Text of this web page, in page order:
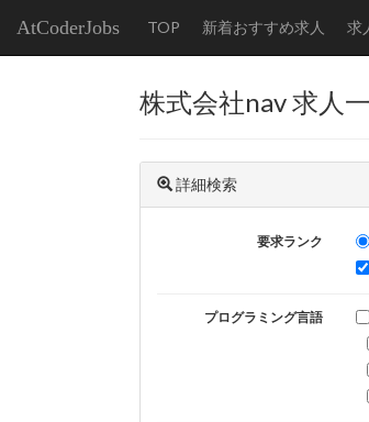
AtCoderJobs TOP 新着おすすめ求人 求
株式会社nav 求人
詳細検索
要求ランク
プログラミング言語